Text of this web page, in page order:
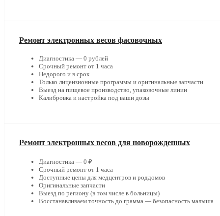
Ремонт электронных весов фасовочных
Диагностика — 0 рублей
Срочный ремонт от 1 часа
Недорого и в срок
Только лицензионные программы и оригинальные запчасти
Выезд на пищевое производство, упаковочные линии
Калибровка и настройка под ваши дозы
Ремонт электронных весов для новорожденных
Диагностика — 0 ₽
Срочный ремонт от 1 часа
Доступные цены для медцентров и роддомов
Оригинальные запчасти
Выезд по региону (в том числе в больницы)
Восстанавливаем точность до грамма — безопасность малыша